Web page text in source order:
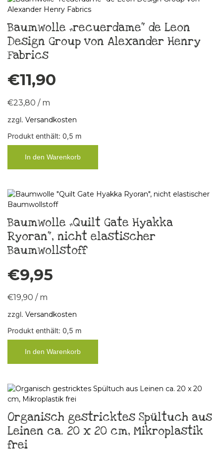
Baumwolle „recuerdame“ de Leon
Design Group von Alexander Henry
Fabrics
€11,90
€23,80 / m
zzgl. Versandkosten
Produkt enthält: 0,5 m
In den Warenkorb
Baumwolle „Quilt Gate Hyakka
Ryoran“, nicht elastischer
Baumwollstoff
€9,95
€19,90 / m
zzgl. Versandkosten
Produkt enthält: 0,5 m
In den Warenkorb
Organisch gestricktes Spültuch aus
Leinen ca. 20 x 20 cm, Mikroplastik
frei